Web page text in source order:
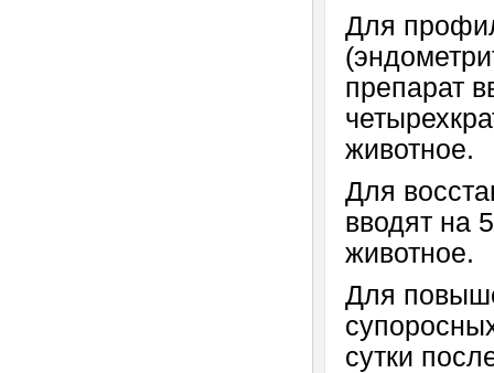
Для
препарат
животное.
Для
вводят на
животное.
Для
сутки